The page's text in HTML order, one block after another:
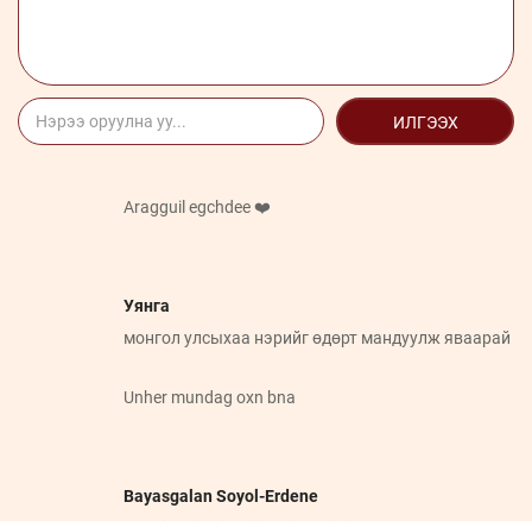
ИЛГЭЭХ
Aragguil egchdee ❤️
Уянга
монгол улсыхаа нэрийг өдөрт мандуулж яваарай
Unher mundag oxn bna
Bayasgalan Soyol-Erdene